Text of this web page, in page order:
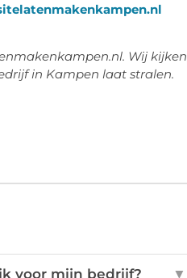
Wij kijken
in Kampen laat stralen.
voor mijn bedrijf? ▼